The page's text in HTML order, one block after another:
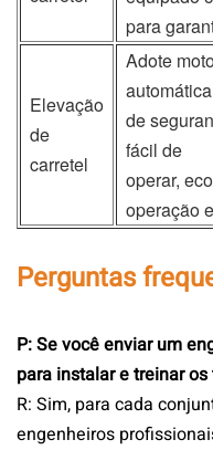
para
Elevação
de
carretel
Adote
de
fácil de
operar,
operação
Perguntas
P: Se você enviar um
para instalar e treinar
R: Sim, para cada
engenheiros